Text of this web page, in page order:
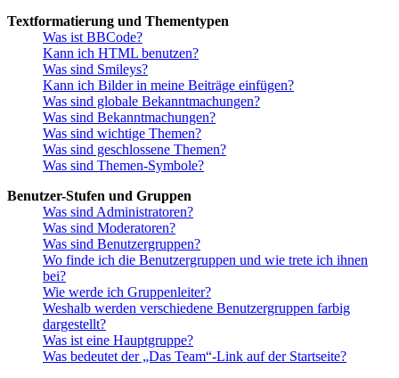
Textformatierung und Thementypen
Was ist BBCode?
Kann ich HTML benutzen?
Was sind Smileys?
Kann ich Bilder in meine Beiträge einfügen?
Was sind globale Bekanntmachungen?
Was sind Bekanntmachungen?
Was sind wichtige Themen?
Was sind geschlossene Themen?
Was sind Themen-Symbole?
Benutzer-Stufen und Gruppen
Was sind Administratoren?
Was sind Moderatoren?
Was sind Benutzergruppen?
Wo finde ich die Benutzergruppen und wie trete ich ihnen
bei?
Wie werde ich Gruppenleiter?
Weshalb werden verschiedene Benutzergruppen farbig
dargestellt?
Was ist eine Hauptgruppe?
Was bedeutet der „Das Team“-Link auf der Startseite?